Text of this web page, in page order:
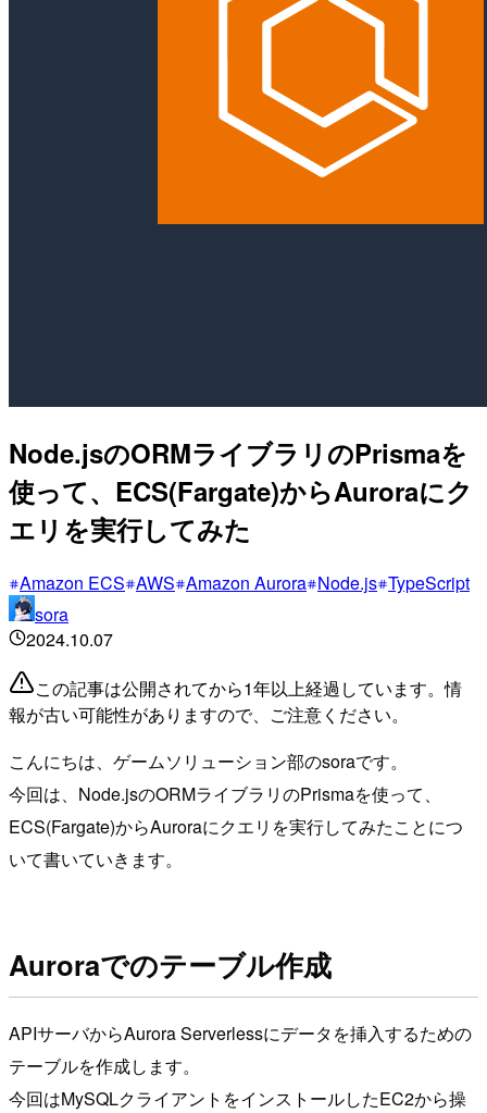
Node.jsのORMライブラリのPrismaを
使って、ECS(Fargate)からAuroraにク
エリを実行してみた
Amazon ECS AWS Amazon Aurora Node.js TypeScript
sora
2024.10.07
この記事は公開されてから1年以上経過しています。情
報が古い可能性がありますので、ご注意ください。
こんにちは、ゲームソリューション部のsoraです。
今回は、Node.jsのORMライブラリのPrismaを使って、
ECS(Fargate)からAuroraにクエリを実行してみたことにつ
いて書いていきます。
Auroraでのテーブル作成
APIサーバからAurora Serverlessにデータを挿入するための
テーブルを作成します。
今回はMySQLクライアントをインストールしたEC2から操